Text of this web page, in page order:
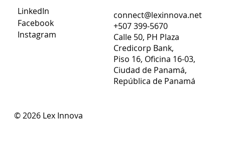
LinkedIn
Facebook
Instagram
connect@lexinnova.net
+507 399-5670
Calle 50, PH Plaza
Credicorp Bank,
Piso 16, Oficina 16-03,
Ciudad de Panamá,
República de Panamá
© 2026 Lex Innova